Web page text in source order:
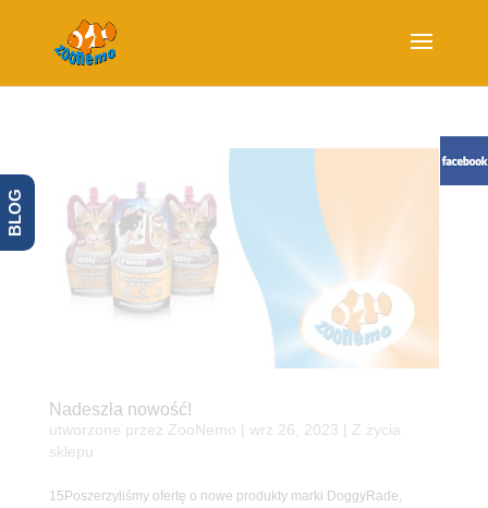
Nadeszła nowość!
utworzone przez ZooNemo wrz 26, 2023
Z życia
sklepu
15Poszerzyliśmy ofertę o nowe produkty marki DoggyRade,
BLOG